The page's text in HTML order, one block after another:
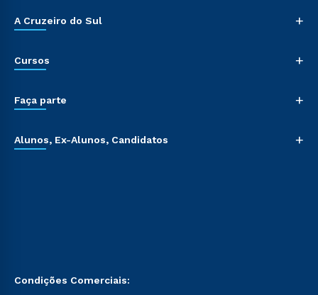
A Cruzeiro do Sul +
Cursos +
Faça parte +
Alunos, Ex-Alunos, Candidatos +
Condições Comerciais: